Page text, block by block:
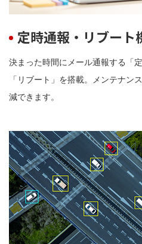
定時通報・リブート
決まった時間にメール通報する「
「リブート」を搭載。メンテナン
減できます。